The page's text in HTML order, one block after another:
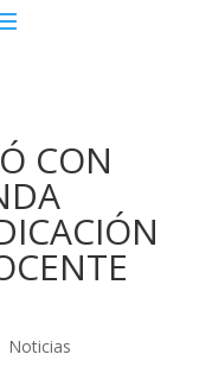
CON
Noticias